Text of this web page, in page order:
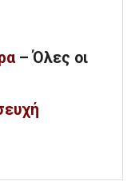
– Όλες οι